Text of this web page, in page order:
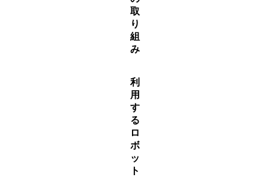
取
り
組
み
利
用
す
る
ロ
ボ
ッ
ト